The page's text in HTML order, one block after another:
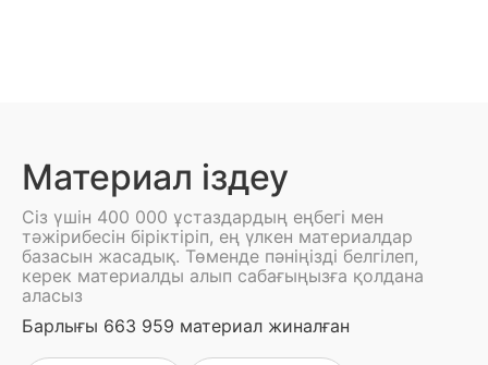
Материал іздеу
Сіз үшін 400 000 ұстаздардың еңбегі мен
тәжірибесін біріктіріп, ең үлкен материалдар
базасын жасадық. Төменде пәніңізді белгілеп,
керек материалды алып сабағыңызға қолдана
аласыз
Барлығы 663 959 материал жиналған